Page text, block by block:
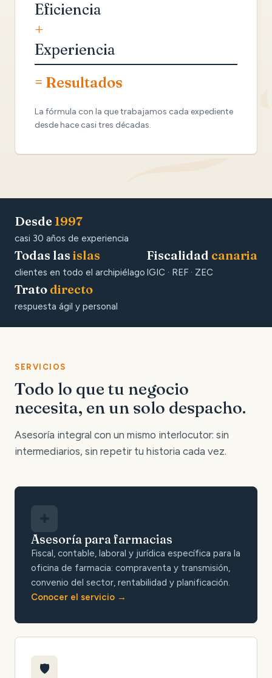
Eficiencia
+
Experiencia
= Resultados
La fórmula con la que trabajamos cada expediente
desde hace casi tres décadas.
Desde 1997
casi 30 años de experiencia
Todas las islas
clientes en todo el archipiélago
Fiscalidad canaria
IGIC · REF · ZEC
Trato directo
respuesta ágil y personal
SERVICIOS
Todo lo que tu negocio
necesita, en un solo despacho.
Asesoría integral con un mismo interlocutor: sin
intermediarios, sin repetir tu historia cada vez.
Asesoría para farmacias
Fiscal, contable, laboral y jurídica específica para la
oficina de farmacia: compraventa y transmisión,
convenio del sector, rentabilidad y planificación.
Conocer el servicio
🛡️